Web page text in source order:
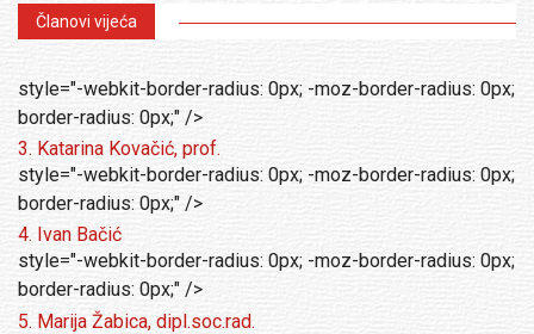
Članovi vijeća
style="-webkit-border-radius: 0px; -moz-border-radius: 0px;
border-radius: 0px;" />
3. Katarina Kovačić, prof.
style="-webkit-border-radius: 0px; -moz-border-radius: 0px;
border-radius: 0px;" />
4. Ivan Bačić
style="-webkit-border-radius: 0px; -moz-border-radius: 0px;
border-radius: 0px;" />
5. Marija Žabica, dipl.soc.rad.